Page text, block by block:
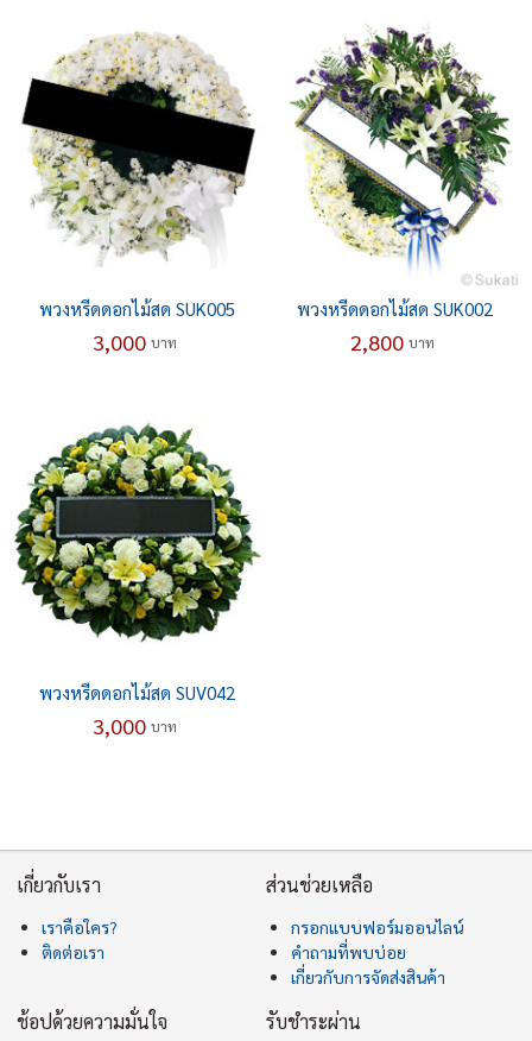
พวงหรีดดอกไม้สด SUK005
3,000 บาท
พวงหรีดดอกไม้สด SUK002
2,800 บาท
พวงหรีดดอกไม้สด SUV042
3,000 บาท
เกี่ยวกับเรา
เราคือใคร?
ติดต่อเรา
ส่วนช่วยเหลือ
กรอกแบบฟอร์มออนไลน์
คำถามที่พบบ่อย
เกี่ยวกับการจัดส่งสินค้า
ช้อปด้วยความมั่นใจ รับชำระผ่าน